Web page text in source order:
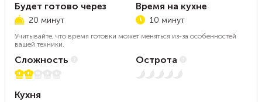
Будет готово через
20 минут
Время на кухне
10 минут
Учитывайте, что время готовки может меняться из-за особенностей
вашей техники.
Сложность
2 из 5
Острота
Нет остроты
Кухня